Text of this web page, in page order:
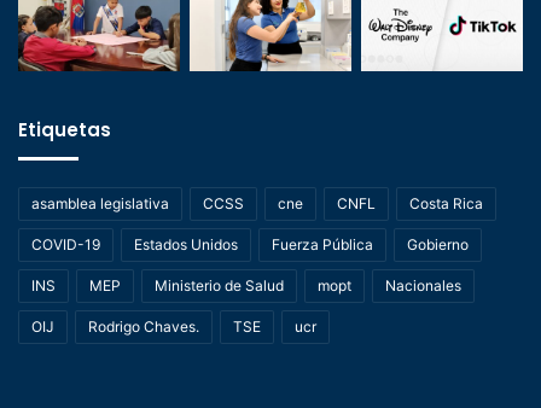
Etiquetas
asamblea legislativa CCSS cne CNFL Costa Rica
COVID-19 Estados Unidos Fuerza Pública Gobierno
INS MEP Ministerio de Salud mopt Nacionales
OIJ Rodrigo Chaves. TSE ucr